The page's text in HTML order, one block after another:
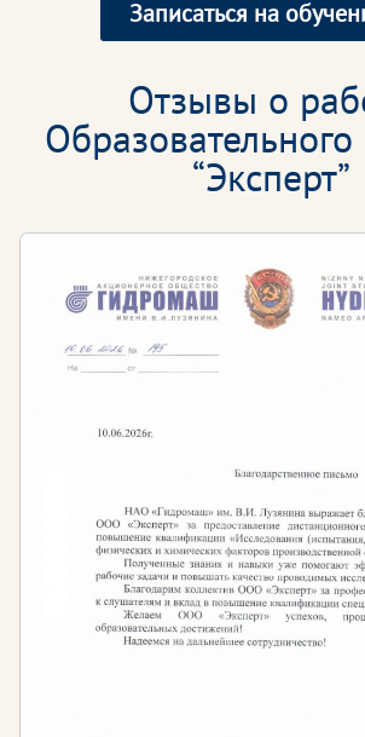
Записаться на
Отзывы о
Образовательного
“Эксперт”